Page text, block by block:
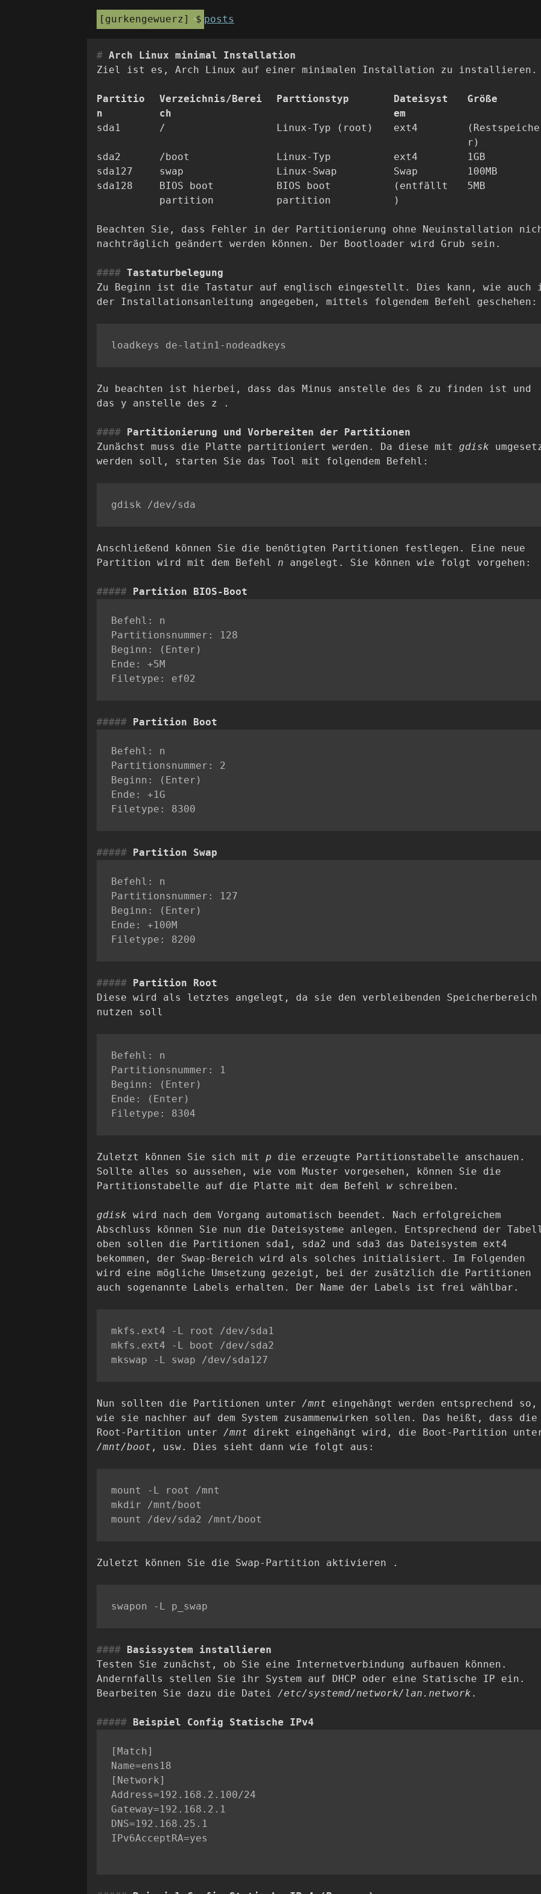
gurkengewuerz posts
Arch Linux minimal Installation
Ziel ist es, Arch Linux auf einer minimalen Installation zu installieren.
Partitio
n
Verzeichnis/Berei
ch
Parttionstyp
Dateisyst
em
Größe
sda1 / Linux-Typ (root) ext4
(Restspeiche
r)
sda2
/boot Linux-Typ ext4
1GB
sda127
swap Linux-Swap Swap
100MB
sda128
BIOS boot
partition
BIOS boot
partition
(entfällt
)
5MB
Beachten Sie, dass Fehler in der Partitionierung ohne Neuinstallation
nachträglich geändert werden können. Der Bootloader wird Grub sein.
Tastaturbelegung
Zu Beginn ist die Tastatur auf englisch eingestellt. Dies kann, wie auch
der Installationsanleitung angegeben, mittels folgendem Befehl geschehen:
Zu beachten ist hierbei, dass das Minus anstelle des ß zu finden ist und
das y anstelle des z .
Partitionierung und Vorbereiten der Partitionen
Zunächst muss die Platte partitioniert werden. Da diese mit gdisk
werden soll, starten Sie das Tool mit folgendem Befehl:
Anschließend können Sie die benötigten Partitionen festlegen. Eine neue
Partition wird mit dem Befehl n angelegt. Sie können wie folgt vorgehen:
Partition BIOS-Boot
Befehl: n
Partitionsnummer: 128
Beginn: (Enter)
Ende: +5M
Partition Boot
Befehl: n
Partitionsnummer: 2
Beginn: (Enter)
Ende: +1G
Partition Swap
Befehl: n
Partitionsnummer: 127
Beginn: (Enter)
Ende: +100M
Partition Root
Diese wird als letztes angelegt, da sie den verbleibenden Speicherbereich
nutzen soll
Befehl: n
Partitionsnummer: 1
Beginn: (Enter)
Ende: (Enter)
Zuletzt können Sie sich mit p die erzeugte Partitionstabelle anschauen.
Sollte alles so aussehen, wie vom Muster vorgesehen, können Sie die
Partitionstabelle auf die Platte mit dem Befehl w schreiben.
gdisk wird nach dem Vorgang automatisch beendet. Nach erfolgreichem
Abschluss können Sie nun die Dateisysteme anlegen. Entsprechend der
oben sollen die Partitionen sda1, sda2 und sda3 das Dateisystem ext4
bekommen, der Swap-Bereich wird als solches initialisiert. Im Folgenden
wird eine mögliche Umsetzung gezeigt, bei der zusätzlich die Partitionen
auch sogenannte Labels erhalten. Der Name der Labels ist frei wählbar.
mkfs.ext4 -L root /dev/sda1
mkfs.ext4 -L boot /dev/sda2
Nun sollten die Partitionen unter /mnt eingehängt werden entsprechend so,
wie sie nachher auf dem System zusammenwirken sollen. Das heißt, dass die
Root-Partition unter /mnt direkt eingehängt wird, die Boot-Partition
/mnt/boot , usw. Dies sieht dann wie folgt aus:
mount -L root /mnt
mkdir /mnt/boot
Zuletzt können Sie die Swap-Partition aktivieren .
Basissystem installieren
Testen Sie zunächst, ob Sie eine Internetverbindung aufbauen können.
Andernfalls stellen Sie ihr System auf DHCP oder eine Statische IP ein.
Bearbeiten Sie dazu die Datei /etc/systemd/network/lan.network .
Beispiel Config Statische IPv4
[Match]
[Network]
Address=192.168.2.100/24
Gateway=192.168.2.1
DNS=192.168.25.1